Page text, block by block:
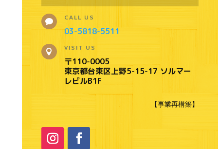

CALL US
03-5818-5511

VISIT US
〒110-0005
東京都台東区上野5-15-17 ソルマー
レビルB1F
【事業再構築】